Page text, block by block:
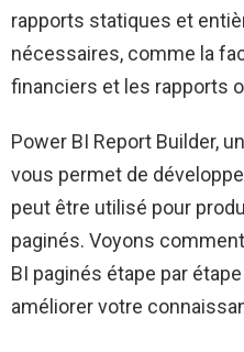
rapports statiques et
nécessaires, comme la
financiers et les rapports
Power BI Report Builder,
vous permet de
peut être utilisé pour
paginés. Voyons
BI paginés étape par
améliorer votre